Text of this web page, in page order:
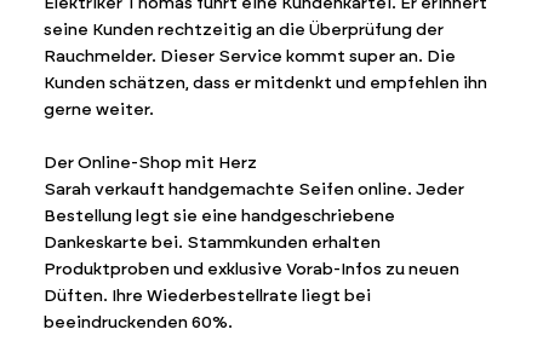
seine Kunden rechtzeitig an die Überprüfung der
Rauchmelder. Dieser Service kommt super an. Die
Kunden schätzen, dass er mitdenkt und empfehlen ihn
gerne weiter.
Der Online-Shop mit Herz
Sarah verkauft handgemachte Seifen online. Jeder
Bestellung legt sie eine handgeschriebene
Dankeskarte bei. Stammkunden erhalten
Produktproben und exklusive Vorab-Infos zu neuen
Düften. Ihre Wiederbestellrate liegt bei
beeindruckenden 60%.